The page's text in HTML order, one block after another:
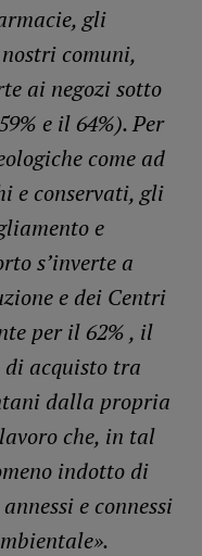
gli
comuni,
ai negozi sotto
e il 64%). Per
come ad
e conservati, gli
e
s’inverte a
e dei Centri
per il 62% , il
di acquisto tra
dalla propria
che, in tal
indotto di
e connessi